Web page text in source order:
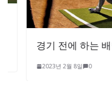
경기 전에 하는 배팅
2023년 2월 8일 0